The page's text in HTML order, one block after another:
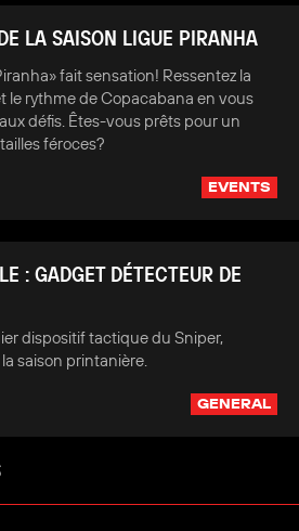
LA SAISON LIGUE PIRANHA
fait sensation! Ressentez la
le rythme de Copacabana en vous
défis. Êtes-vous prêts pour un
féroces?
EVENTS
: GADGET DÉTECTEUR DE
dispositif tactique du Sniper,
saison printanière.
GENERAL